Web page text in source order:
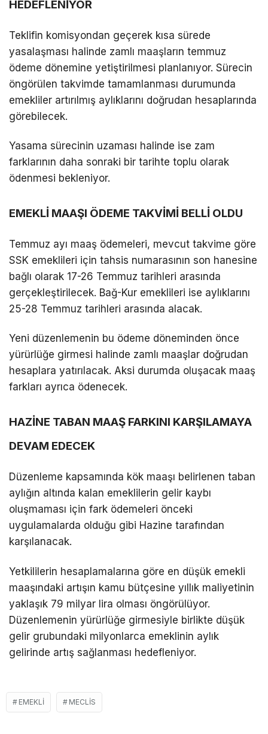
HEDEFLENİYOR
Teklifin komisyondan geçerek kısa sürede
yasalaşması halinde zamlı maaşların temmuz
ödeme dönemine yetiştirilmesi planlanıyor. Sürecin
öngörülen takvimde tamamlanması durumunda
emekliler artırılmış aylıklarını doğrudan hesaplarında
görebilecek.
Yasama sürecinin uzaması halinde ise zam
farklarının daha sonraki bir tarihte toplu olarak
ödenmesi bekleniyor.
EMEKLİ MAAŞI ÖDEME TAKVİMİ BELLİ OLDU
Temmuz ayı maaş ödemeleri, mevcut takvime göre
SSK emeklileri için tahsis numarasının son hanesine
bağlı olarak 17-26 Temmuz tarihleri arasında
gerçekleştirilecek. Bağ-Kur emeklileri ise aylıklarını
25-28 Temmuz tarihleri arasında alacak.
Yeni düzenlemenin bu ödeme döneminden önce
yürürlüğe girmesi halinde zamlı maaşlar doğrudan
hesaplara yatırılacak. Aksi durumda oluşacak maaş
farkları ayrıca ödenecek.
HAZİNE TABAN MAAŞ FARKINI KARŞILAMAYA
DEVAM EDECEK
Düzenleme kapsamında kök maaşı belirlenen taban
aylığın altında kalan emeklilerin gelir kaybı
oluşmaması için fark ödemeleri önceki
uygulamalarda olduğu gibi Hazine tarafından
karşılanacak.
Yetkililerin hesaplamalarına göre en düşük emekli
maaşındaki artışın kamu bütçesine yıllık maliyetinin
yaklaşık 79 milyar lira olması öngörülüyor.
Düzenlemenin yürürlüğe girmesiyle birlikte düşük
gelir grubundaki milyonlarca emeklinin aylık
gelirinde artış sağlanması hedefleniyor.
EMEKLI MECLIS